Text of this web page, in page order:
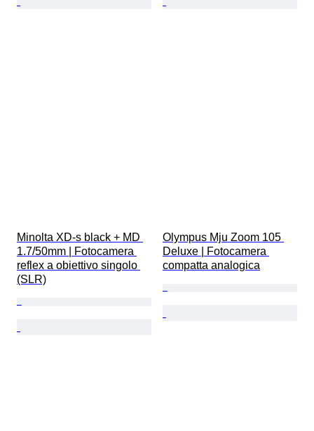
Minolta XD-s black + MD
1.7/50mm | Fotocamera
reflex a obiettivo singolo
(SLR)
Olympus Mju Zoom 105
Deluxe | Fotocamera
compatta analogica